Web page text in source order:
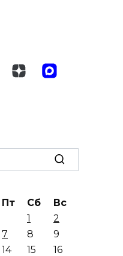
Пт Сб
Вс
1
2
7 8
9
14 15
16